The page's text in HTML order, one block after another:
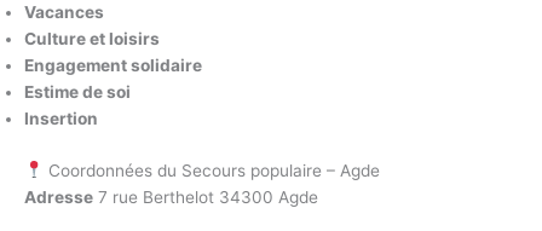
Vacances
Culture et loisirs
Engagement solidaire
Estime de soi
Insertion
Coordonnées du Secours populaire – Agde
Adresse 7 rue Berthelot 34300 Agde